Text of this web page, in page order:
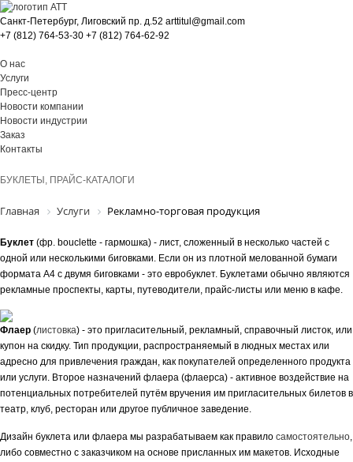
Санкт-Петербург, Лиговский пр. д.52 arttitul@gmail.com
+7 (812) 764-53-30 +7 (812) 764-62-92
О нас
Услуги
Пресс-центр
Новости компании
Новости индустрии
Заказ
Контакты
БУКЛЕТЫ, ПРАЙС-КАТАЛОГИ
Главная Услуги Рекламно-торговая продукция
Буклет (фр. bouclette - гармошка) - лист, сложенный в несколько частей с
одной или несколькими биговками. Если он из плотной мелованной бумаги
формата А4 с двумя биговками - это евробуклет. Буклетами обычно являются
рекламные проспекты, карты, путеводители, прайс-листы или меню в кафе.
Флаер (листовка) - это пригласительный, рекламный, справочный листок, или
купон на скидку. Тип продукции, распространяемый в людных местах или
адресно для привлечения граждан, как покупателей определенного продукта
или услуги. Второе назначений флаера (флаерса) - активное воздействие на
потенциальных потребителей путём вручения им пригласительных билетов в
театр, клуб, ресторан или другое публичное заведение.
Дизайн буклета или флаера мы разрабатываем как правило самостоятельно,
либо совместно с заказчиком на основе присланных им макетов. Исходные